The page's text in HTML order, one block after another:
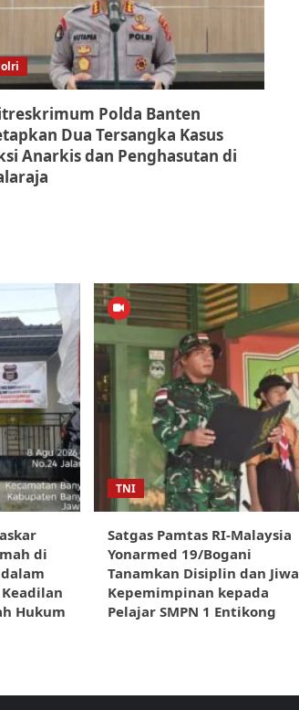
Polda Banten
Dua Tersangka Kasus
Anarkis dan Penghasutan di
di
Hukum
TNI
Satgas Pamtas RI-Malaysia
Yonarmed 19/Bogani
Tanamkan Disiplin dan Jiwa
Kepemimpinan kepada
Pelajar SMPN 1 Entikong